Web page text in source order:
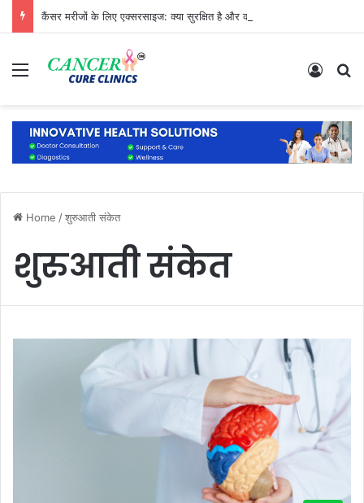
कैंसर मरीजों के लिए एक्सरसाइज: क्या सुरक्षित है और क्या नहीं?
Menu Log In
Home /शुरुआती संकेत
शुरुआती संकेत